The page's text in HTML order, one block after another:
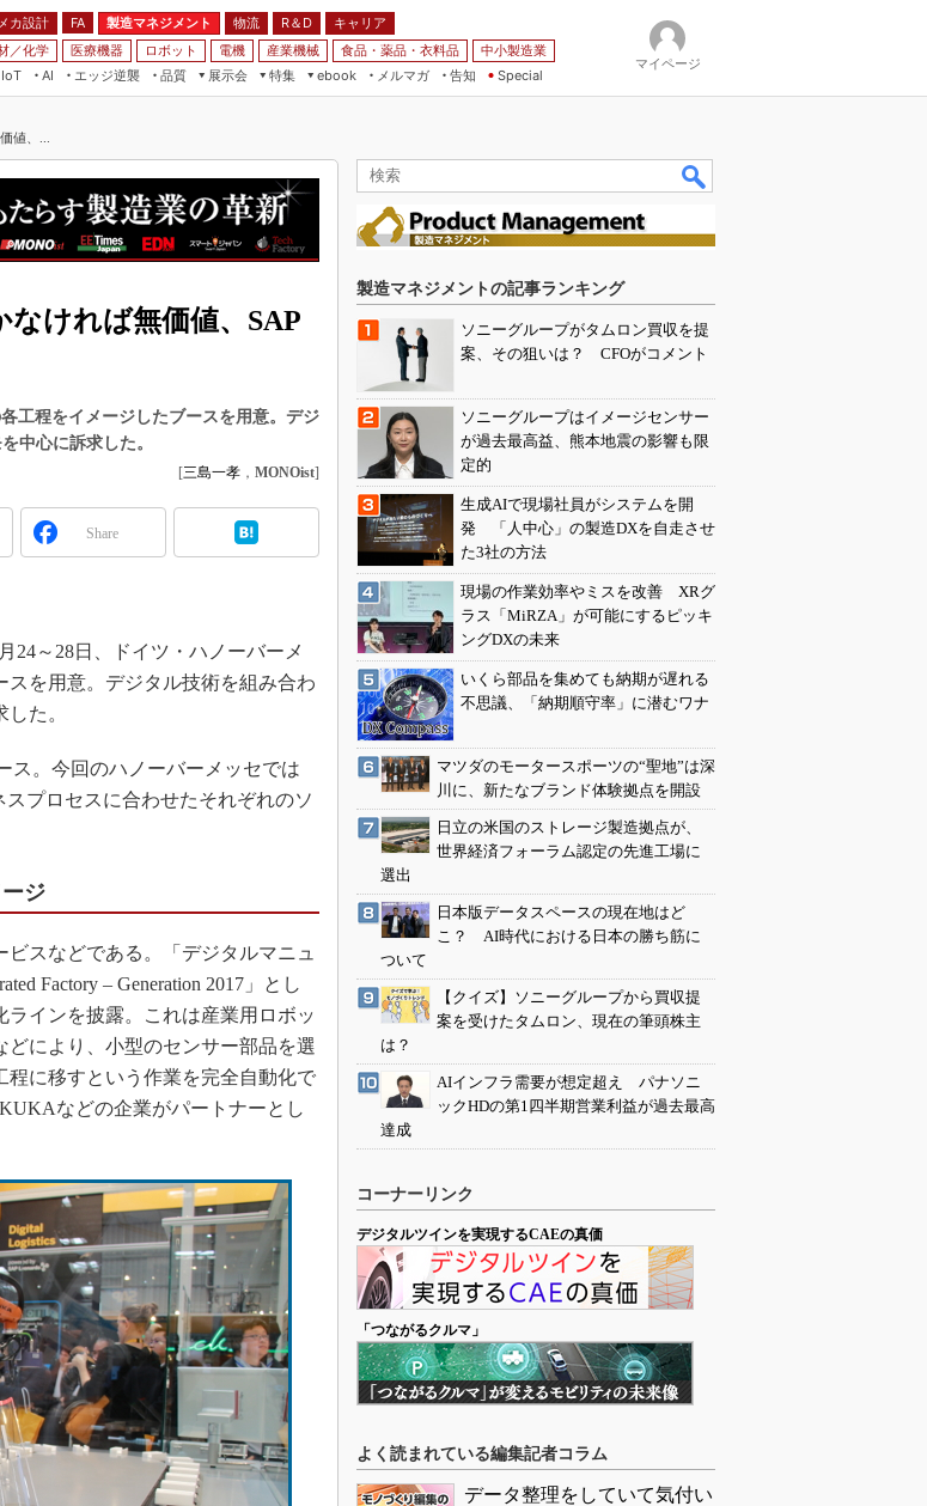
メカ設計 FA 製造マネジメント 物流 R＆D
キャリア
／化学 医療機器 ロボット 電機 産業機械 食品・薬品・衣料品
中小製造業
IoT
AI
エッジ逆襲 品質
展示会
/エッジ コンピューティング
5Gソリューション展
ボット展
ンモビリティショー
FRONTIER
ト工場EXPO
WORLD
ープンネット展
特集
つながるクルマ
5G
VR／AR
フィールドサービス
組み込み画像技術
車載ソフト開発
無償設計ツール
3Dプリンタ
インダストリー4.0
イノベーション
メイドインジャパン
植物工場
グローバル設計・開発
制御セキュリティ
新型コロナへの対応
ebook
製造マネジメント
FA
モビリティ
メルマガ
告知 Special
マイページ
値、...
ければ無価値、SAP
工程をイメージしたブースを用意。デジ
中心に訴求した。
[三島一孝 ， MONOist]
Share
24～28日、ドイツ・ハノーバーメ
を用意。デジタル技術を組み合わ
た。
ス。今回のハノーバーメッセでは
スプロセスに合わせたそれぞれのソ
ジ
スなどである。「デジタルマニュ
Factory – Generation 2017」とし
インを披露。これは産業用ロボッ
どにより、小型のセンサー部品を選
に移すという作業を完全自動化で
などの企業がパートナーとし
製造マネジメントの記事ランキング
ソニーグループがタムロン買収を提
案、その狙いは？ CFOがコメント
ソニーグループはイメージセンサー
が過去最高益、熊本地震の影響も限
定的
生成AIで現場社員がシステムを開
発 「人中心」の製造DXを自走させ
た3社の方法
現場の作業効率やミスを改善 XRグ
ラス「MiRZA」が可能にするピッキ
ングDXの未来
いくら部品を集めても納期が遅れる
不思議、「納期順守率」に潜むワナ
マツダのモータースポーツの“聖地”は深
川に、新たなブランド体験拠点を開設
日立の米国のストレージ製造拠点が、
世界経済フォーラム認定の先進工場に
選出
日本版データスペースの現在地はど
こ？ AI時代における日本の勝ち筋に
ついて
【クイズ】ソニーグループから買収提
案を受けたタムロン、現在の筆頭株主
は？
AIインフラ需要が想定超え パナソニ
ックHDの第1四半期営業利益が過去最高
達成
コーナーリンク
デジタルツインを実現するCAEの真価
「つながるクルマ」
よく読まれている編集記者コラム
データ整理をしていて気付い